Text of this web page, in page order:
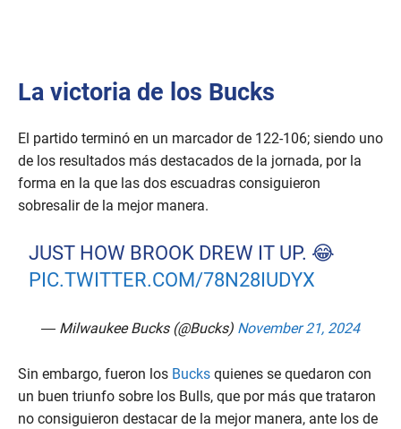
La victoria de los Bucks
El partido terminó en un marcador de 122-106; siendo uno
de los resultados más destacados de la jornada, por la
forma en la que las dos escuadras consiguieron
sobresalir de la mejor manera.
JUST HOW BROOK DREW IT UP. 😂
PIC.TWITTER.COM/78N28IUDYX
— Milwaukee Bucks (@Bucks) November 21, 2024
Sin embargo, fueron los Bucks quienes se quedaron con
un buen triunfo sobre los Bulls, que por más que trataron
no consiguieron destacar de la mejor manera, ante los de